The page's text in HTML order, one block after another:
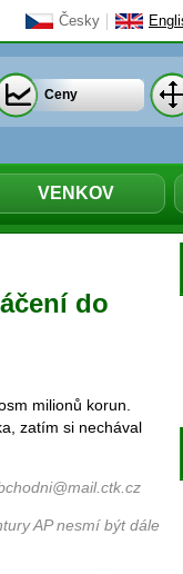
Česky
VENKOV
Ceny
do
milionů korun.
zatím si nechával
AP nesmí být dále